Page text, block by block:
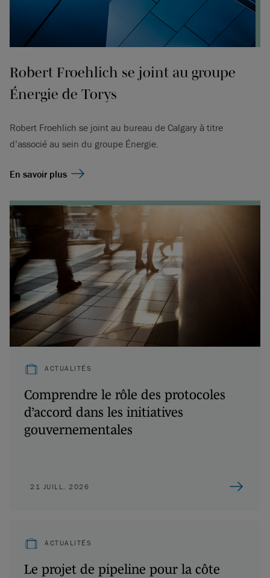
Robert Froehlich se joint au groupe
Énergie de Torys
Robert Froehlich se joint au bureau de Calgary à titre
d’associé au sein du groupe Énergie.
En savoir plus
ACTUALITÉS
Comprendre le rôle des protocoles
d’accord dans les initiatives
gouvernementales
21 JUILL. 2026
ACTUALITÉS
Le projet de pipeline pour la côte